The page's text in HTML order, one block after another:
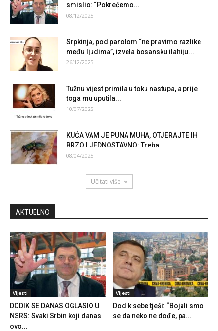
smislio: “Pokrećemo...
08/12/2025
Srpkinja, pod parolom “ne pravimo razlike
među ljudima”, izvela bosansku ilahiju...
26/12/2025
Tužnu vijest primila u toku nastupa, a prije
toga mu uputila...
10/07/2025
KUĆA VAM JE PUNA MUHA, OTJERAJTE IH
BRZO I JEDNOSTAVNO: Treba...
08/04/2025
Učitati više
AKTUELNO
Vijesti
DODIK SE DANAS OGLASIO U
NSRS: Svaki Srbin koji danas
ovo...
Vijesti
Dodik sebe tješi: “Bojali smo
se da neko ne dođe, pa...